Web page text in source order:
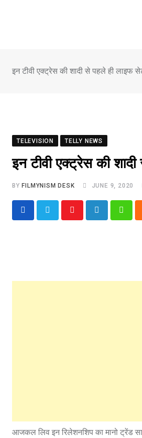
इन टीवी एक्ट्रेस की शादी से पहले ही लाइफ
TELEVISION TELLY NEWS
इन टीवी एक्ट्रेस की
BY FILMYNISM DESK JUNE 9, 2020
Youtube LinkedIn
आजकल लिव इन रिलेशनशिप का मानो ट्रेंड